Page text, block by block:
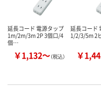
延長コード 電源タップ
1m/2m/3m 2P 3個口/4
個…
￥1,132～（税込）
延長コード
1/2/3/5m 2
￥